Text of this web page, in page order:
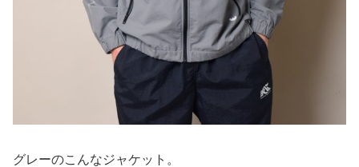
グレーのこんなジャケット。